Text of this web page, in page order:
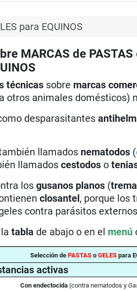
para EQUINOS
MARCAS de
técnicas sobre marcas
otros animales domésticos)
desparasitantes
llamados nematodos (
llamadoscestodos o
losgusanos planos (
closantel, porque los
contra parásitos
latabla de abajo o en el menú
Selección dePASTAS oGELES para
activas
Con endectocida (contra nematodos y